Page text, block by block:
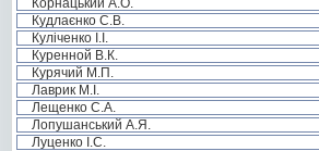
Корнацький А.О.
Кудлаєнко С.В.
Куліченко І.І.
Куренной В.К.
Курячий М.П.
Лаврик М.І.
Лещенко С.А.
Лопушанський А.Я.
Луценко І.С.